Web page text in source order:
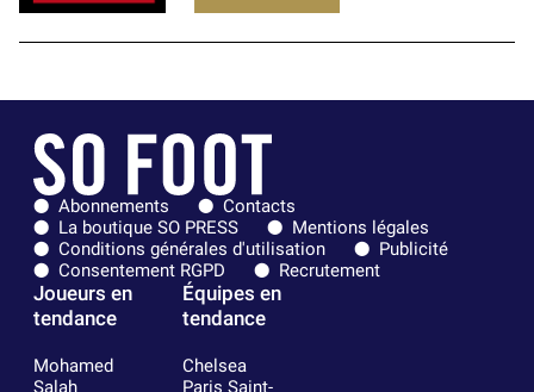
Abonnements
Contacts
La boutique SO PRESS
Mentions légales
Conditions générales d'utilisation
Publicité
Consentement RGPD
Recrutement
Joueurs en
tendance
Mohamed
Salah
Équipes en
tendance
Chelsea
Paris Saint-